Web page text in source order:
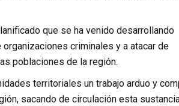
que se ha venido desarrollando
criminales y a atacar de
poblaciones de la región.
territoriales un trabajo arduo y
sacando de circulación esta